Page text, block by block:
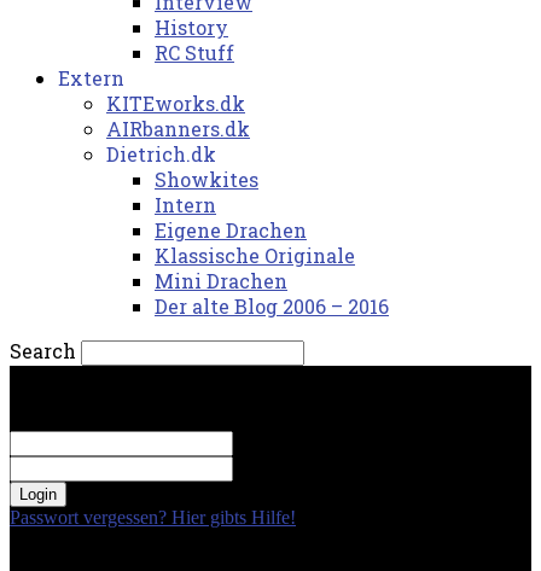
History
RC Stuff
Extern
KITEworks.dk
AIRbanners.dk
Dietrich.dk
Showkites
Intern
Eigene Drachen
Klassische Originale
Mini Drachen
Der alte Blog 2006 – 2016
Search
Passwort vergessen? Hier gibts Hilfe!